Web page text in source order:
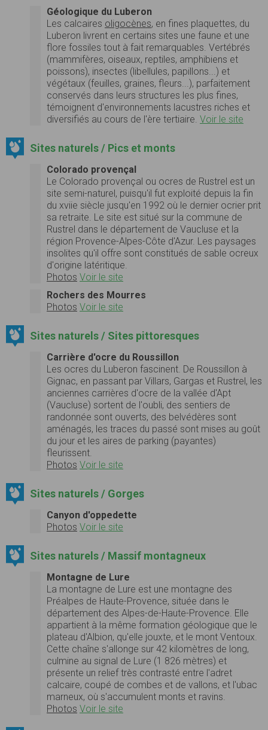
Géologique du Luberon
Les calcaires oligocènes, en fines plaquettes, du
Luberon livrent en certains sites une faune et une
flore fossiles tout à fait remarquables. Vertébrés
(mammifères, oiseaux, reptiles, amphibiens et
poissons), insectes (libellules, papillons...) et
végétaux (feuilles, graines, fleurs...), parfaitement
conservés dans leurs structures les plus fines,
témoignent d'environnements lacustres riches et
diversifiés au cours de l'ère tertiaire. Voir le site
Sites naturels / Pics et monts
Colorado provençal
Le Colorado provençal ou ocres de Rustrel est un
site semi-naturel, puisqu'il fut exploité depuis la fin
du xviie siècle jusqu'en 1992 où le dernier ocrier prit
sa retraite. Le site est situé sur la commune de
Rustrel dans le département de Vaucluse et la
région Provence-Alpes-Côte d'Azur. Les paysages
insolites qu'il offre sont constitués de sable ocreux
d'origine latéritique.
Photos Voir le site
Rochers des Mourres
Photos Voir le site
Sites naturels / Sites pittoresques
Carrière d'ocre du Roussillon
Les ocres du Luberon fascinent. De Roussillon à
Gignac, en passant par Villars, Gargas et Rustrel, les
anciennes carrières d'ocre de la vallée d'Apt
(Vaucluse) sortent de l'oubli, des sentiers de
randonnée sont ouverts, des belvédères sont
aménagés, les traces du passé sont mises au goût
du jour et les aires de parking (payantes)
fleurissent.
Photos Voir le site
Sites naturels / Gorges
Canyon d'oppedette
Photos Voir le site
Sites naturels / Massif montagneux
Montagne de Lure
La montagne de Lure est une montagne des
Préalpes de Haute-Provence, située dans le
département des Alpes-de-Haute-Provence. Elle
appartient à la même formation géologique que le
plateau d'Albion, qu'elle jouxte, et le mont Ventoux.
Cette chaîne s'allonge sur 42 kilomètres de long,
culmine au signal de Lure (1 826 mètres) et
présente un relief très contrasté entre l'adret
calcaire, coupé de combes et de vallons, et l'ubac
marneux, où s'accumulent monts et ravins.
Photos Voir le site